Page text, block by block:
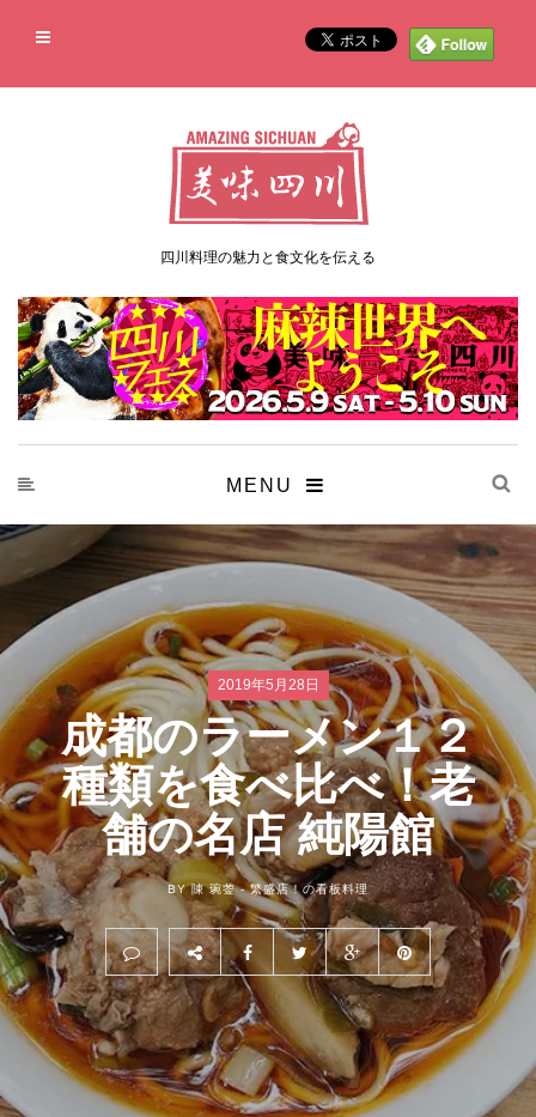
四川料理の魅力と食文化を伝える
MENU
2019年5月28日
成都のラーメン１２
種類を食べ比べ！老
舗の名店 純陽館
BY 陳 琬蓥 - 繁盛店！の看板料理